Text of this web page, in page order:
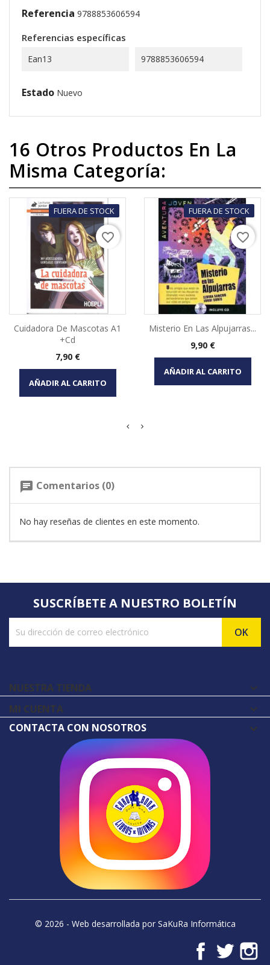
Referencia 9788853606594
Referencias específicas
Ean13 9788853606594
Estado Nuevo
16 Otros Productos En La
Misma Categoría:
FUERA DE STOCK
Cuidadora De Mascotas A1
+cd
Precio
7,90 €
AÑADIR AL CARRITO
favorite_border
FUERA DE STOCK
Misterio En Las Alpujarras...
Precio
9,90 €
AÑADIR AL CARRITO
favorite_border
chat Comentarios (0)
No hay reseñas de clientes en este momento.
SUSCRÍBETE A NUESTRO BOLETÍN
NUESTRA TIENDA 
MI CUENTA 
CONTACTA CON NOSOTROS
© 2026 - Web desarrollada por SaKuRa Informática